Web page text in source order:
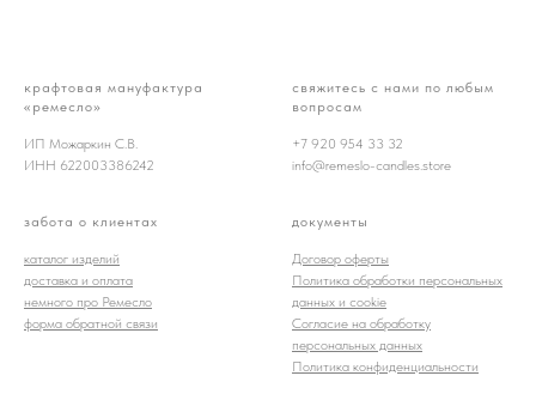
крафтовая мануфактура
«ремесло»
ИП Можаркин С.В.
ИНН 622003386242
свяжитесь с нами по любым
вопросам
+7 920 954 33 32
info@remeslo-candles.store
забота о клиентах
каталог изделий
доставка и оплата
немного про Ремесло
форма обратной связи
документы
Договор оферты
Политика обработки персональных
данных и cookie
Согласие на обработку
персональных данных
Политика конфиденциальности